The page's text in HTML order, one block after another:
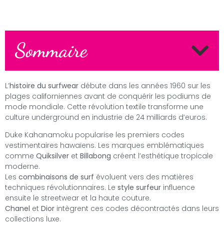
Sommaire
L’histoire du surfwear débute dans les années 1960 sur les
plages californiennes avant de conquérir les podiums de
mode mondiale. Cette révolution textile transforme une
culture underground en industrie de 24 milliards d’euros.
Duke Kahanamoku popularise les premiers codes
vestimentaires hawaïens. Les marques emblématiques
comme Quiksilver et Billabong créent l’esthétique tropicale
moderne.
Les combinaisons de surf évoluent vers des matières
techniques révolutionnaires. Le style surfeur influence
ensuite le streetwear et la haute couture.
Chanel et Dior intègrent ces codes décontractés dans leurs
collections luxe.